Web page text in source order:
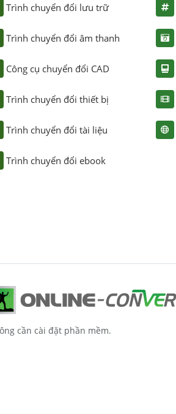
Trình chuyển đổi lưu trữ
Trình chuyển đổi âm thanh
Công cụ chuyển đổi CAD
Trình chuyển đổi thiết bị
Trình chuyển đổi tài liệu
Trình chuyển đổi ebook
cần cài đặt phần mềm.